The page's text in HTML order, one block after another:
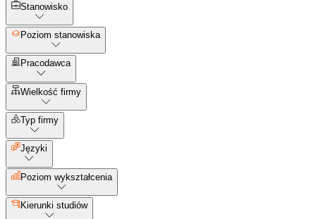
Stanowisko
Poziom stanowiska
Pracodawca
Wielkość firmy
Typ firmy
Języki
Poziom wykształcenia
Kierunki studiów